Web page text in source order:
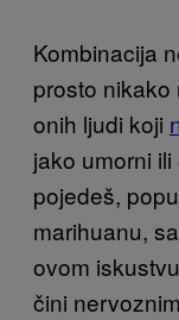
Kombinacija
prosto nikako
onih ljudi koji
jako umorni
pojedeš,
marihuanu,
ovom
čini